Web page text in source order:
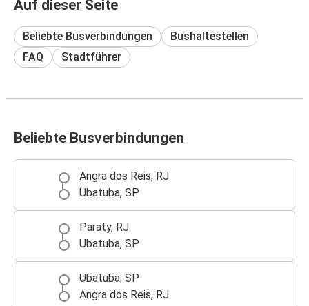
Auf dieser Seite
Beliebte Busverbindungen
Bushaltestellen
FAQ
Stadtführer
Beliebte Busverbindungen
Angra dos Reis, RJ
Ubatuba, SP
Paraty, RJ
Ubatuba, SP
Ubatuba, SP
Angra dos Reis, RJ